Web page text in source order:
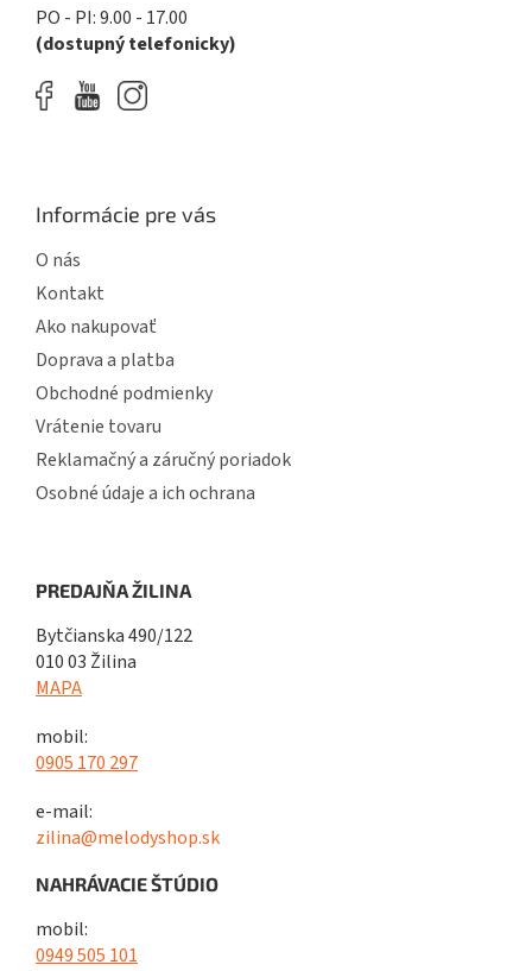
PO - PI: 9.00 - 17.00
(dostupný telefonicky)
Informácie pre vás
O nás
Kontakt
Ako nakupovať
Doprava a platba
Obchodné podmienky
Vrátenie tovaru
Reklamačný a záručný poriadok
Osobné údaje a ich ochrana
PREDAJŇA ŽILINA
Bytčianska 490/122
010 03 Žilina
MAPA
mobil:
0905 170 297
e-mail:
zilina@melodyshop.sk
NAHRÁVACIE ŠTÚDIO
mobil:
0949 505 101